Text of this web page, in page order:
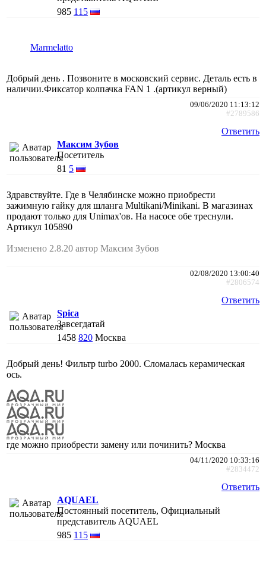
985 115
Marmelatto
Добрый день . Позвоните в московский сервис. Деталь есть в
наличии.Фиксатор колпачка FAN 1 .(артикул верный)
09/06/2020 11:13:12
#2789586
Ответить
Максим Зубов
Посетитель
81 5
Здравствуйте. Где в Челябинске можно приобрести
зажимную гайку для шланга Multikani/Minikani. В магазинах
продают только для Unimax'ов. На насосе обе треснули.
Артикул 105890
Изменено 2.8.20 автор Максим Зубов
02/08/2020 13:00:40
#2806574
Ответить
Spica
Завсегдатай
1458 820 Москва
Добрый день! Фильтр turbo 2000. Cломалась керамическая
ось.
где можно приобрести замену или починить? Москва
04/11/2020 10:33:16
#2834472
Ответить
AQUAEL
Постоянный посетитель, Официальный
представитель AQUAEL
985 115